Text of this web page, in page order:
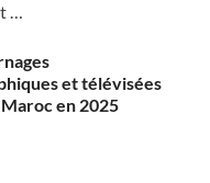
…
et télévisées
en 2025